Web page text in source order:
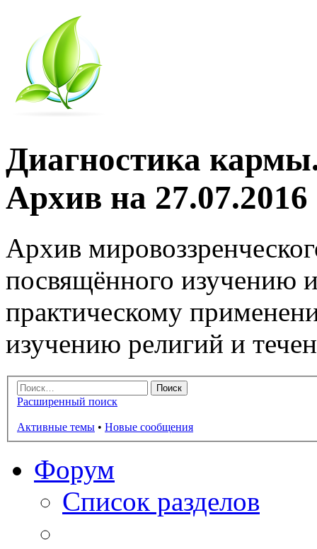
Диагностика
Архив на 27.07.2016
Архив
посвящённого изучению
практическому
изучению религий и
Расширенный поиск
Активные темы • Новые сообщения
Форум
Список разделов